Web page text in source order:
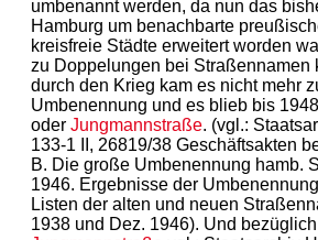
umbenannt werden, da nun das
Hamburg um benachbarte
kreisfreie Städte erweitert worden
zu Doppelungen bei Straßennamen
durch den Krieg kam es nicht mehr
Umbenennung und es blieb bis
oder Jungmannstraße. (vgl.:
133-1 II, 26819/38 Geschäftsakten
B. Die große Umbenennung hamb.
1946. Ergebnisse der
Listen der alten und neuen
1938 und Dez. 1946). Und